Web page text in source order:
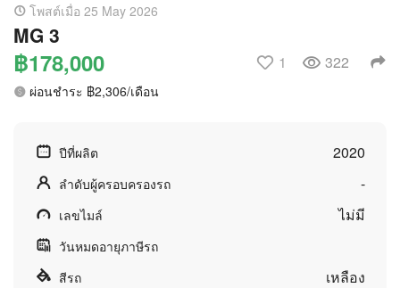
โพสต์เมื่อ 25 May 2026
MG 3
฿178,000 1 322
ผ่อนชำระ ฿2,306/เดือน
ปีที่ผลิต 2020
ลำดับผู้ครอบครองรถ -
เลขไมล์ ไม่มี
วันหมดอายุภาษีรถ
สีรถ
เหลือง